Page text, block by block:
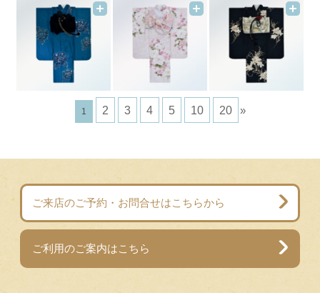
1 2 3 4 5 10 20 »
ご来店のご予約・お問合せはこちらから
ご利用のご案内はこちら